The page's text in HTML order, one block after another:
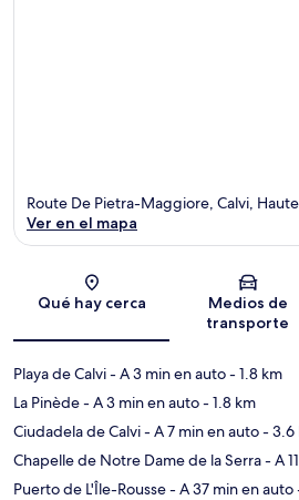
Sección
Route De Pietra-Maggiore, Calvi,
Ver en el mapa
Qué hay cerca
Medios de
transporte
Playa de Calvi- A 3 min en auto- 1.8 km
La Pinède- A 3 min en auto- 1.8 km
Ciudadela de Calvi- A 7 min en auto- 3.6
Chapelle de Notre Dame de la Serra- A
Puerto de L'Île-Rousse- A 37 min en auto